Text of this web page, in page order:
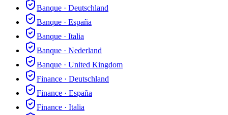
Banque · Deutschland
Banque · España
Banque · Italia
Banque · Nederland
Banque · United Kingdom
Finance · Deutschland
Finance · España
Finance · Italia